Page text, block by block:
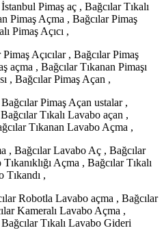
Pimaş aç , Bağcılar Tıkalı
Pimaş Açma , Bağcılar Pimaş
Pimaş Açıcı ,
Açıcılar , Bağcılar Pimaş
açma , Bağcılar Tıkanan Pimaşı
, Bağcılar Pimaş Açan ,
Pimaş Açan ustalar ,
Tıkalı Lavabo açan ,
Tıkanan Lavabo Açma ,
, Bağcılar Lavabo Aç , Bağcılar
Açma , Bağcılar Tıkalı
Tıkandı ,
Robotla Lavabo açma , Bağcılar
Kameralı Lavabo Açma ,
Tıkalı Lavabo Gideri